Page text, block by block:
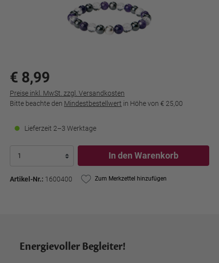
€ 8,99
Preise inkl. MwSt. zzgl. Versandkosten
Bitte beachte den Mindestbestellwert in Höhe von € 25,00
Lieferzeit 2–3 Werktage
In den Warenkorb
Artikel-Nr.: 1600400 Zum Merkzettel hinzufügen
Energievoller Begleiter!